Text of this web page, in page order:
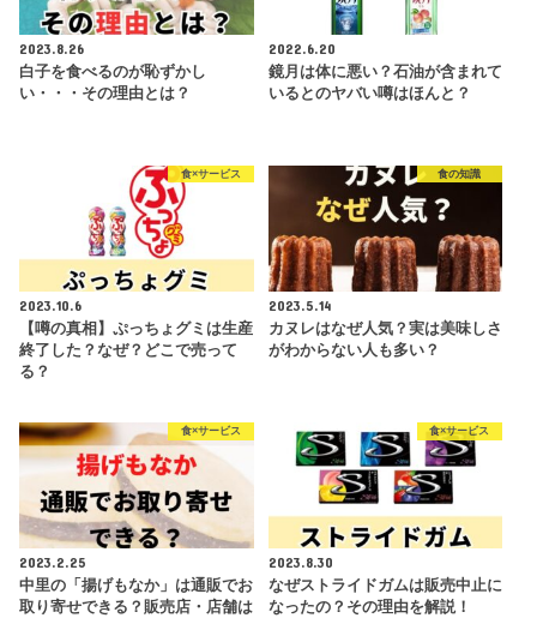
2023.8.26
白子を食べるのが恥ずかし
い・・・その理由とは？
2022.6.20
鏡月は体に悪い？石油が含まれて
いるとのヤバい噂はほんと？
食×サービス
2023.10.6
【噂の真相】ぷっちょグミは生産
終了した？なぜ？どこで売って
る？
食の知識
2023.5.14
カヌレはなぜ人気？実は美味しさ
がわからない人も多い？
食×サービス
2023.2.25
中里の「揚げもなか」は通販でお
取り寄せできる？販売店・店舗は
食×サービス
2023.8.30
なぜストライドガムは販売中止に
なったの？その理由を解説！